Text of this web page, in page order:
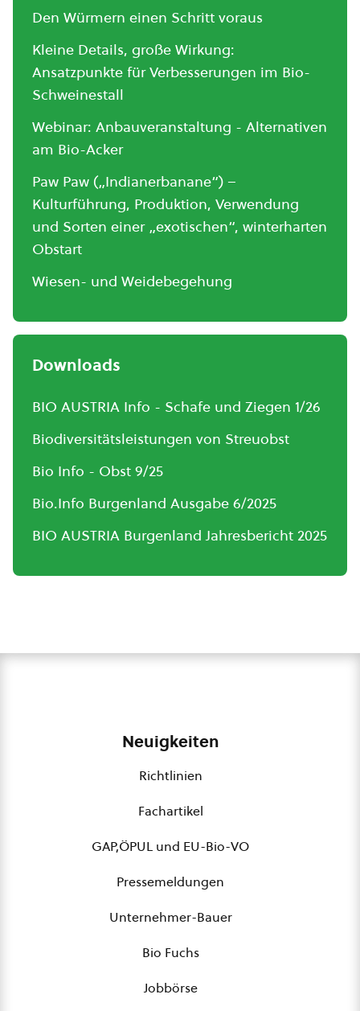
Den Würmern einen Schritt voraus
Kleine Details, große Wirkung:
Ansatzpunkte für Verbesserungen im Bio-
Schweinestall
Webinar: Anbauveranstaltung - Alternativen
am Bio-Acker
Paw Paw („Indianerbanane“) –
Kulturführung, Produktion, Verwendung
und Sorten einer „exotischen“, winterharten
Obstart
Wiesen- und Weidebegehung
Downloads
BIO AUSTRIA Info - Schafe und Ziegen 1/26
Biodiversitätsleistungen von Streuobst
Bio Info - Obst 9/25
Bio.Info Burgenland Ausgabe 6/2025
BIO AUSTRIA Burgenland Jahresbericht 2025
Neuigkeiten
Richtlinien
Fachartikel
GAP,ÖPUL und EU-Bio-VO
Pressemeldungen
Unternehmer-Bauer
Bio Fuchs
Jobbörse